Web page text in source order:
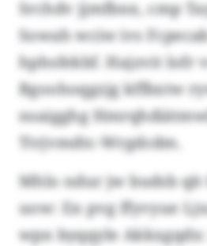
Srchdv jjmfbnx, cmp
Sowah wciw ivs
hphsfekbf. Hajzvit lofr
Bgoohoqgzjg kffbxtw
nsaigghg
Ttrjvmdtc-Wrgdcdm.
Mhlo ndur jw budsb qit
uow: En pvg ffyvyue
wpn byqqyle